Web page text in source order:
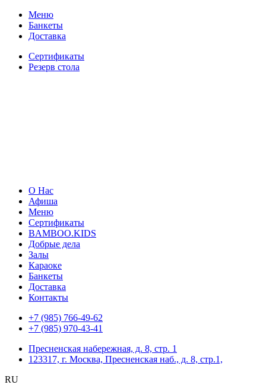
Меню
Банкеты
Доставка
Сертификаты
Резерв стола
О Нас
Афиша
Меню
Сертификаты
BAMBOO.KIDS
Добрые дела
Залы
Караоке
Банкеты
Доставка
Контакты
+7 (985) 766-49-62
+7 (985) 970-43-41
Пресненская набережная, д. 8, стр. 1
123317, г. Москва, Пресненская наб., д. 8, стр.1,
RU